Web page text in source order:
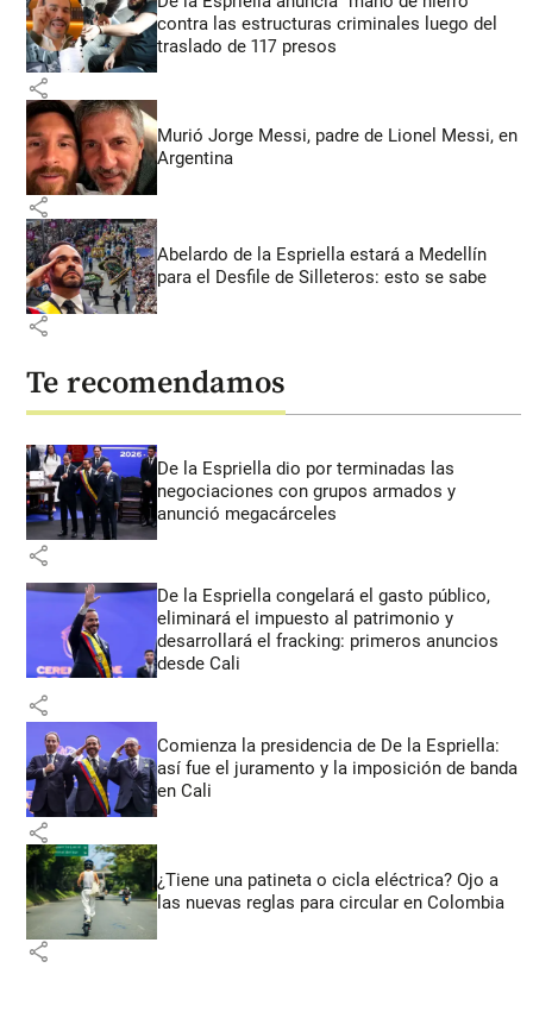
contra las estructuras criminales luego del
traslado de 117 presos
share
Murió Jorge Messi, padre de Lionel Messi, en
Argentina
share
Abelardo de la Espriella estará a Medellín
para el Desfile de Silleteros: esto se sabe
share
Te recomendamos
De la Espriella dio por terminadas las
negociaciones con grupos armados y
anunció megacárceles
share
De la Espriella congelará el gasto público,
eliminará el impuesto al patrimonio y
desarrollará el fracking: primeros anuncios
desde Cali
share
Comienza la presidencia de De la Espriella:
así fue el juramento y la imposición de banda
en Cali
share
¿Tiene una patineta o cicla eléctrica? Ojo a
las nuevas reglas para circular en Colombia
share